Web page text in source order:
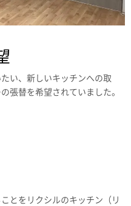
い、新しいキッチンへの取
張替を希望されていました。
とをリクシルのキッチン（リ